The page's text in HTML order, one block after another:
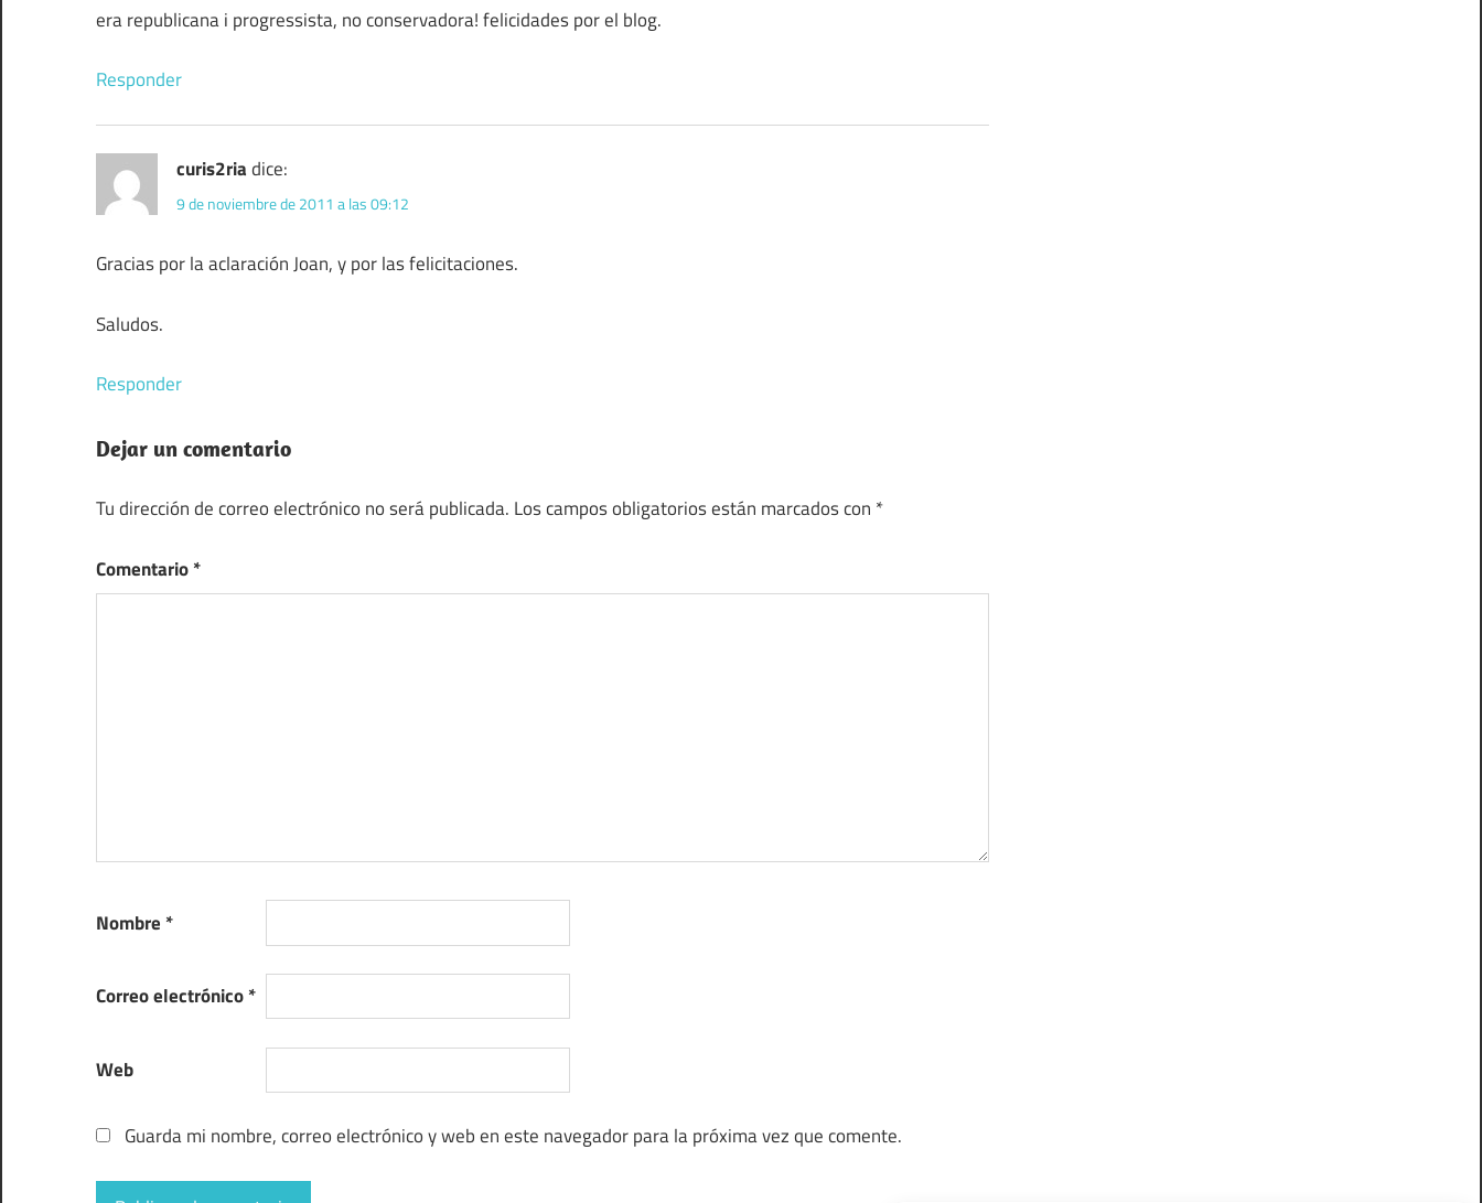
era republicana i progressista, no conservadora! felicidades por el blog.
Responder
curis2riadice:
9 de noviembre de 2011 a las 09:12
Gracias por la aclaración Joan, y por las felicitaciones.
Saludos.
Responder
Dejar un comentario
Tu dirección de correo electrónico no será publicada. Los campos obligatorios están marcados con *
Comentario*
Nombre *
Correo electrónico*
Web
Guarda mi nombre, correo electrónico y web en este navegador para la próxima vez que comente.